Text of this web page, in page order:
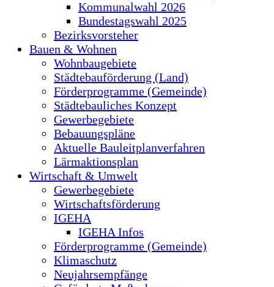
Kommunalwahl 2026
Bundestagswahl 2025
Bezirksvorsteher
Bauen & Wohnen
Wohnbaugebiete
Städtebauförderung (Land)
Förderprogramme (Gemeinde)
Städtebauliches Konzept
Gewerbegebiete
Bebauungspläne
Aktuelle Bauleitplanverfahren
Lärmaktionsplan
Wirtschaft & Umwelt
Gewerbegebiete
Wirtschaftsförderung
IGEHA
IGEHA Infos
Förderprogramme (Gemeinde)
Klimaschutz
Neujahrsempfänge